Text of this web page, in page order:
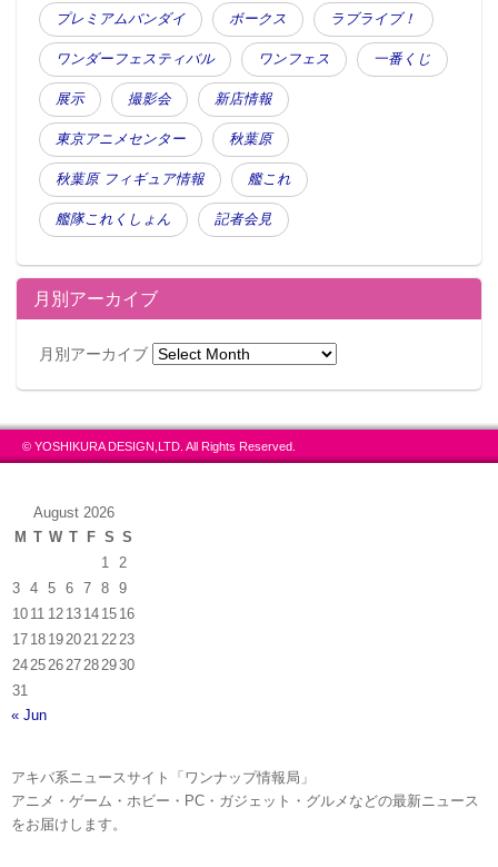
プレミアムバンダイ ボークス ラブライブ！
ワンダーフェスティバル ワンフェス 一番くじ
展示 撮影会 新店情報
東京アニメセンター 秋葉原
秋葉原 フィギュア情報 艦これ
艦隊これくしょん 記者会見
月別アーカイブ
月別アーカイブ
© YOSHIKURA DESIGN,LTD. All Rights Reserved.
August 2026
M T W T F S S
1
2
3
4 5 6 7 8
9
10 11 12 13 14 15 16
17 18 19 20 21 22 23
24 25 26 27 28 2930
31
« Jun
アキバ系ニュースサイト「ワンナップ情報局」
アニメ・ゲーム・ホビー・PC・ガジェット・グルメなどの最新ニュース
をお届けします。